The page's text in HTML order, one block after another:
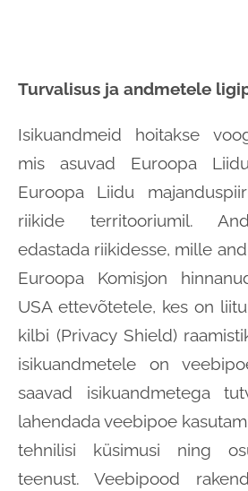
Turvalisus ja andmetele
Isikuandmeid hoitakse
mis asuvad Euroopa
Euroopa Liidu
riikide territooriumil.
edastada riikidesse, mille
Euroopa Komisjon
USA ettevõtetele, kes on
kilbi (Privacy Shield)
isikuandmetele on
saavad isikuandmetega
lahendada veebipoe
tehnilisi küsimusi ning
teenust. Veebipood